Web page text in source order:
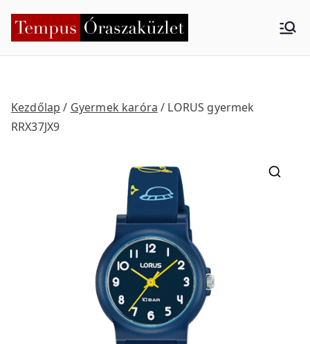
Tempus
küzlet
Kezdőlap / Gyermek karóra / LORUS gyermek
RRX37JX9